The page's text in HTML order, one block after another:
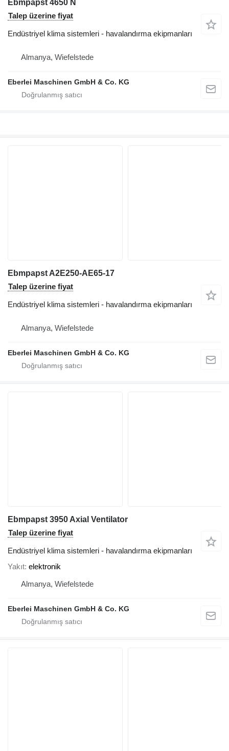
Ebmpapst 4650 N
Talep üzerine fiyat
Endüstriyel klima sistemleri - havalandırma ekipmanları
Almanya, Wiefelstede
Eberlei Maschinen GmbH & Co. KG
Ebmpapst A2E250-AE65-17
Talep üzerine fiyat
Endüstriyel klima sistemleri - havalandırma ekipmanları
Almanya, Wiefelstede
Eberlei Maschinen GmbH & Co. KG
Ebmpapst 3950 Axial Ventilator
Talep üzerine fiyat
Endüstriyel klima sistemleri - havalandırma ekipmanları
Yakıt elektronik
Almanya, Wiefelstede
Eberlei Maschinen GmbH & Co. KG